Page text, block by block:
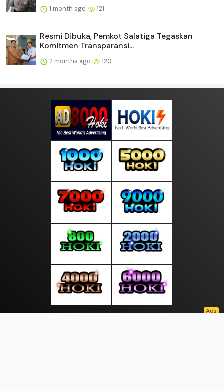
1 month ago 121
Resmi Dibuka, Pemkot Salatiga Tegaskan
Komitmen Transparansi...
2 months ago 120